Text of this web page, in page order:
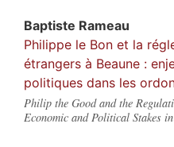
Baptiste Rameau
Philippe le Bon et la
étrangers à Beaune :
politiques dans les
Philip the Good and the
Economic and Political Stakes